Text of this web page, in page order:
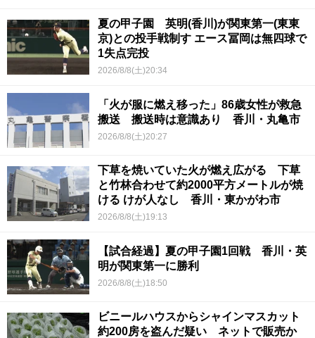
夏の甲子園 英明(香川)が関東第一(東東
京)との投手戦制す エース冨岡は無四球で
1失点完投
2026/8/8(土)20:34
「火が服に燃え移った」86歳女性が救急
搬送 搬送時は意識あり 香川・丸亀市
2026/8/8(土)20:27
下草を焼いていた火が燃え広がる 下草
と竹林合わせて約2000平方メートルが焼
ける けが人なし 香川・東かがわ市
2026/8/8(土)19:13
【試合経過】夏の甲子園1回戦 香川・英
明が関東第一に勝利
2026/8/8(土)18:50
ビニールハウスからシャインマスカット
約200房を盗んだ疑い ネットで販売か